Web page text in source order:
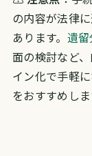
の内容が法律
あります。 遺
面の検討など
イン化で手軽
をおすすめしま